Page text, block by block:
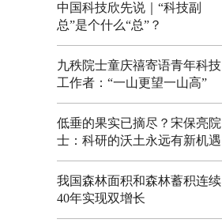
中国科技欣先说｜“科技副
总”是个什么“总”？
九秩院士童庆禧寄语青年科技
工作者：“一山更望一山高”
低垂的果实已摘尽？宋保亮院
士：科研的沃土永远有新机遇
我国森林面积和森林蓄积连续
40年实现双增长